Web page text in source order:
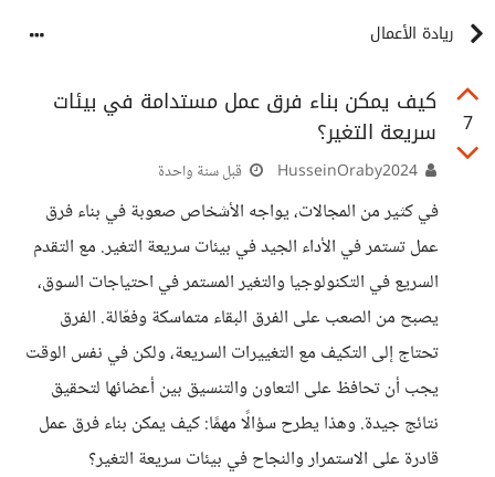
ريادة الأعمال
7
كيف يمكن بناء فرق عمل مستدامة في بيئات
سريعة التغير؟
قبل سنة واحدة
في كثير من المجالات، يواجه الأشخاص صعوبة في بناء فرق
عمل تستمر في الأداء الجيد في بيئات سريعة التغير. مع التقدم
السريع في التكنولوجيا والتغير المستمر في احتياجات السوق،
يصبح من الصعب على الفرق البقاء متماسكة وفعّالة. الفرق
تحتاج إلى التكيف مع التغييرات السريعة، ولكن في نفس الوقت
يجب أن تحافظ على التعاون والتنسيق بين أعضائها لتحقيق
نتائج جيدة. وهذا يطرح سؤالًا مهمًا: كيف يمكن بناء فرق عمل
قادرة على الاستمرار والنجاح في بيئات سريعة التغير؟